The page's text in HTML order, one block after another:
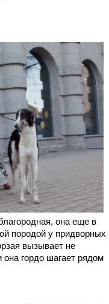
она еще в
породой у придворных
вызывает не
гордо шагает рядом